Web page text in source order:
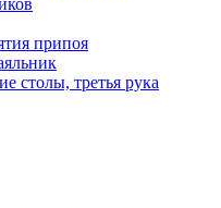
припоя
столы, третья рука